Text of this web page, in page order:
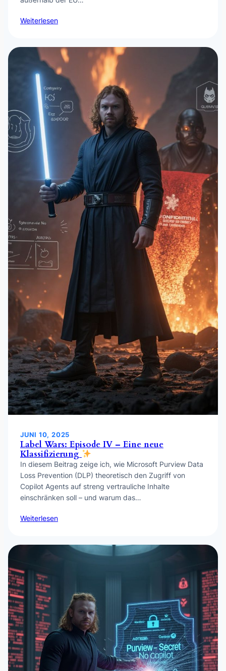
Weiterlesen
JUNI 10, 2025
Label Wars: Episode IV – Eine neue
Klassifizierung
In diesem Beitrag zeige ich, wie Microsoft Purview Data
Loss Prevention (DLP) theoretisch den Zugriff von
Copilot Agents auf streng vertrauliche Inhalte
einschränken soll – und warum das…
Weiterlesen